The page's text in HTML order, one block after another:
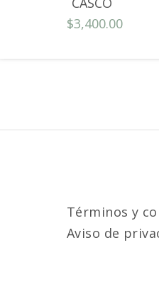
$3,400.00
Términos y
Aviso de